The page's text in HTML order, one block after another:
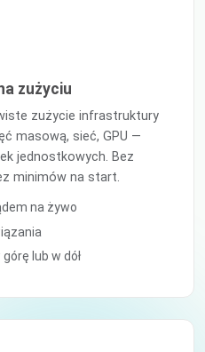
zużyciu
zużycie infrastruktury
masową, sieć, GPU —
jednostkowych. Bez
minimów na start.
na żywo
lub w dół